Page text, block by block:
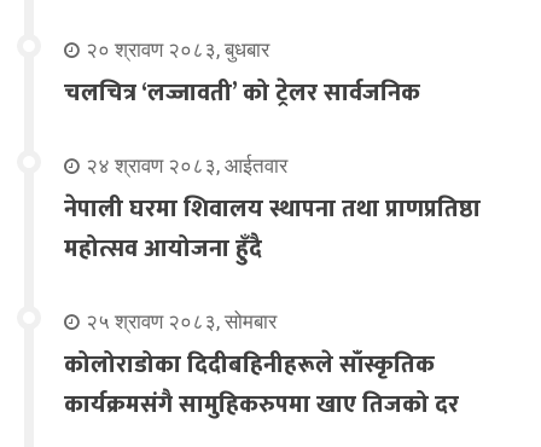
२० श्रावण २०८३, बुधबार
चलचित्र ‘लज्जावती’ को ट्रेलर सार्वजनिक
२४ श्रावण २०८३, आईतवार
नेपाली घरमा शिवालय स्थापना तथा प्राणप्रतिष्ठा
महोत्सव आयोजना हुँदै
२५ श्रावण २०८३, सोमबार
कोलोराडोका दिदीबहिनीहरूले साँस्कृतिक
कार्यक्रमसंगै सामुहिकरुपमा खाए तिजको दर